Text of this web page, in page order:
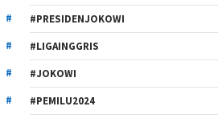
#PRESIDENJOKOWI
#LIGAINGGRIS
#JOKOWI
#PEMILU2024